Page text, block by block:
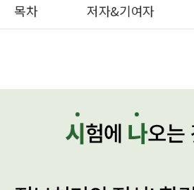
목차 저자&기여자